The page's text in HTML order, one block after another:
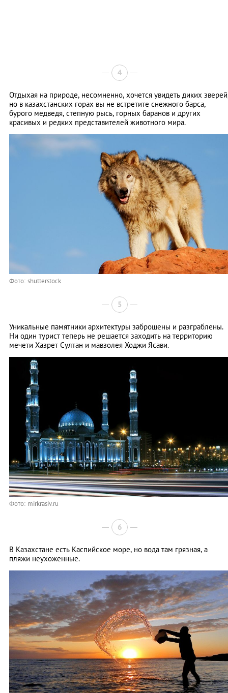
4
Отдыхая на природе, несомненно, хочется увидеть диких
но в казахстанских горах вы не встретите снежного барса,
бурого медведя, степную рысь, горных баранов и других
красивых и редких представителей животного мира.
Фото: shutterstock
5
Уникальные памятники архитектуры заброшены и разграблены.
Ни один турист теперь не решается заходить на территорию
мечети Хазрет Султан и мавзолея Ходжи Ясави.
Фото: mirkrasiv.ru
6
В Казахстане есть Каспийское море, но вода там грязная, а
пляжи неухоженные.